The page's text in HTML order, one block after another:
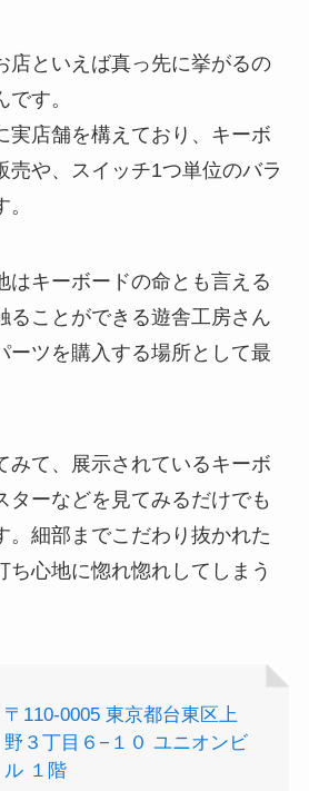
店といえば真っ先に挙がるの
す。
実店舗を構えており、キーボ
売や、スイッチ1つ単位のバラ
はキーボードの命とも言える
ることができる遊舎工房さん
ーツを購入する場所として最
みて、展示されているキーボ
ターなどを見てみるだけでも
。細部までこだわり抜かれた
ち心地に惚れ惚れしてしまう
〒110-0005 東京都台東区上
野３丁目６−１０ ユニオンビ
ル １階